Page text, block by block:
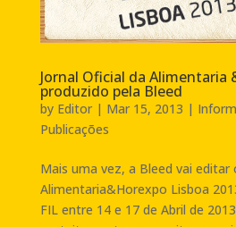
Jornal Oficial da Alimentaria
produzido pela Bleed
by Editor| Mar 15, 2013 |
Publicações
Mais uma vez, a Bleed vai editar
Alimentaria&Horexpo Lisboa
FIL entre 14 e 17 de Abril de